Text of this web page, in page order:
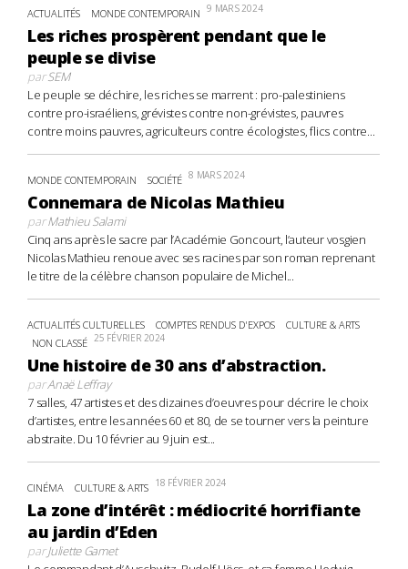
ACTUALITÉS MONDE CONTEMPORAIN 9 MARS 2024
Les riches prospèrent pendant que le
peuple se divise
parSEM
Le peuple se déchire, les riches se marrent : pro-palestiniens
contre pro-israéliens, grévistes contre non-grévistes, pauvres
contre moins pauvres, agriculteurs contre écologistes, flics contre...
MONDE CONTEMPORAIN SOCIÉTÉ 8 MARS 2024
Connemara de Nicolas Mathieu
parMathieu Salami
Cinq ans après le sacre par l’Académie Goncourt, l’auteur vosgien
Nicolas Mathieu renoue avec ses racines par son roman reprenant
le titre de la célèbre chanson populaire de Michel...
ACTUALITÉS CULTURELLES COMPTES RENDUS D'EXPOS
CULTURE & ARTS
NON CLASSÉ 25 FÉVRIER 2024
Une histoire de 30 ans d’abstraction.
parAnaë Leffray
7 salles, 47 artistes et des dizaines d’oeuvres pour décrire le choix
d’artistes, entre les années 60 et 80, de se tourner vers la peinture
abstraite. Du 10 février au 9 juin est...
CINÉMA CULTURE & ARTS 18 FÉVRIER 2024
La zone d’intérêt : médiocrité horrifiante
au jardin d’Eden
parJuliette Gamet